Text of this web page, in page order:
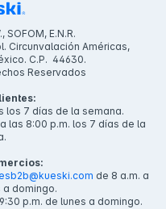
SOFOM, E.N.R.
Circunvalación Américas,
C.P. 44630.
Reservados
los 7 días de la semana.
las 8:00 p.m. los 7 días de la
de 8 a.m. a
a domingo.
p.m. de lunes a domingo.